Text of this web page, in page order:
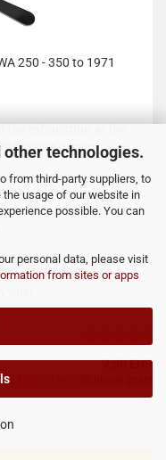
other technologies.
from third-party suppliers, to
usage of our website in
possible. You can
personal data, please visit
from sites or apps
250 - 350 to 1971
starting from
7,50 EUR
19% tax excl.